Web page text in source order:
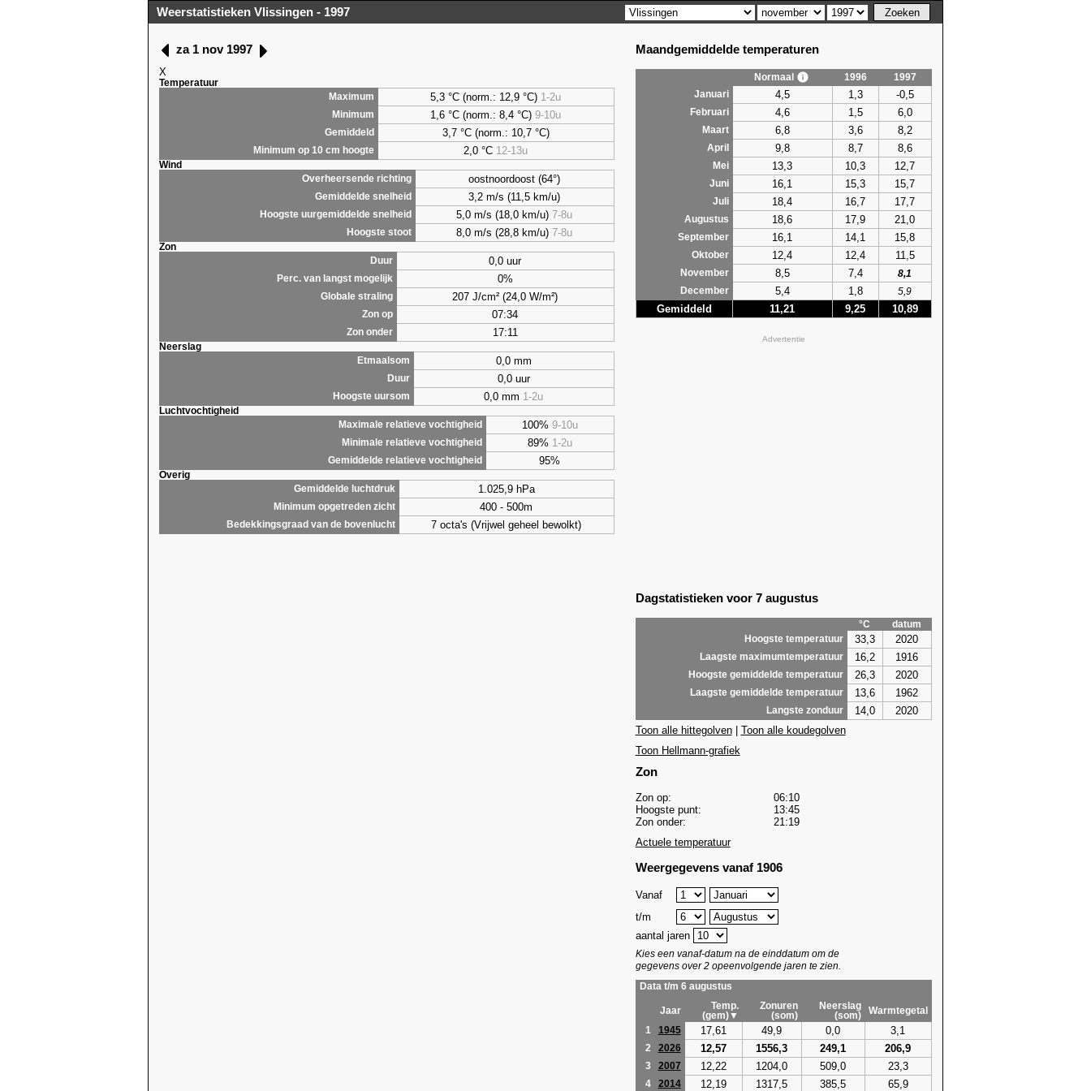
Weerstatistieken Vlissingen - 1997
za 1 nov 1997
X
Temperatuur
Maximum
5,3 °C (norm.: 12,9 °C) 1-2u
Minimum 1,6 °C (norm.: 8,4 °C)9-10u
Gemiddeld 3,7 °C (norm.: 10,7 °C)
Minimum op 10 cm hoogte 2,0 °C 12-13u
Wind
Overheersende richting
oostnoordoost (64°)
Gemiddelde snelheid 3,2 m/s (11,5 km/u)
Hoogste uurgemiddelde snelheid 5,0 m/s (18,0 km/u)7-8u
Hoogste stoot 8,0 m/s (28,8 km/u)7-8u
Zon
Duur
0,0 uur
Perc. van langst mogelijk 0%
Globale straling 207 J/cm² (24,0 W/m²)
Zon op 07:34
Zon onder 17:11
Neerslag
Etmaalsom
0,0 mm
Duur 0,0 uur
Hoogste uursom 0,0 mm 1-2u
Luchtvochtigheid
Maximale relatieve vochtigheid
100% 9-10u
Minimale relatieve vochtigheid 89% 1-2u
Gemiddelde relatieve vochtigheid 95%
Overig
Gemiddelde luchtdruk
1.025,9 hPa
Minimum opgetreden zicht 400 - 500m
Bedekkingsgraad van de bovenlucht 7 octa's (Vrijwel geheel bewolkt)
Maandgemiddelde temperaturen
Normaal 1996
1997
Januari
4,5 1,3 -0,5
Februari 4,6 1,5 6,0
Maart 6,8 3,6 8,2
April 9,8 8,7 8,6
Mei 13,3 10,3 12,7
Juni 16,1 15,3 15,7
Juli 18,4 16,7 17,7
Augustus 18,6 17,9 21,0
September 16,1 14,1 15,8
Oktober 12,4 12,4 11,5
November 8,5 7,4
8,1
December
5,4 1,8 5,9
Gemiddeld 11,21 9,25 10,89
Advertentie
Dagstatistieken voor 7 augustus
°C
datum
Hoogste temperatuur
33,3 2020
Laagste maximumtemperatuur 16,2 1916
Hoogste gemiddelde temperatuur 26,3 2020
Laagste gemiddelde temperatuur 13,6 1962
Langste zonduur 14,0
2020
Toon alle hittegolven| Toon alle koudegolven
Toon Hellmann-grafiek
Zon
Zon op:
06:10
Hoogste punt:
13:45
Zon onder:
21:19
Actuele temperatuur
Weergegevens vanaf 1906
Vanaf
t/m
aantal jaren
Kies een vanaf-datum na de einddatum om de
gegevens over 2 opeenvolgende jaren te zien.
Data t/m 6 augustus
Jaar
Temp.
(gem)▼
Zonuren
(som)
Neerslag
(som)
Warmtegetal
1
1945 17,61 49,9 0,0 3,1
2 2026 12,57 1556,3 249,1 206,9
3 2007 12,22 1204,0 509,0 23,3
4 2014 12,19 1317,5 385,5 65,9